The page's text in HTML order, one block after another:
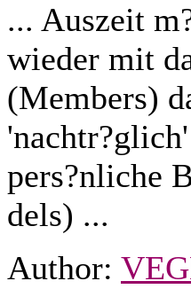
... Auszeit
wieder mit
(Members)
pers?nliche
dels) ...
Author: